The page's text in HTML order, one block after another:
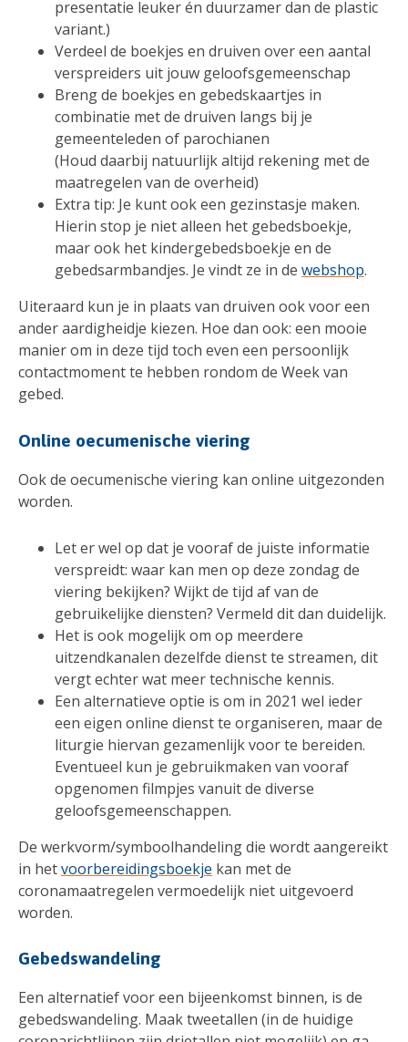
presentatie leuker én duurzamer dan de plastic
variant.)
Verdeel de boekjes en druiven over een aantal
verspreiders uit jouw geloofsgemeenschap
Breng de boekjes en gebedskaartjes in
combinatie met de druiven langs bij je
gemeenteleden of parochianen
(Houd daarbij natuurlijk altijd rekening met de
maatregelen van de overheid)
Extra tip: Je kunt ook een gezinstasje maken.
Hierin stop je niet alleen het gebedsboekje,
maar ook het kindergebedsboekje en de
gebedsarmbandjes. Je vindt ze in de webshop.
Uiteraard kun je in plaats van druiven ook voor een
ander aardigheidje kiezen. Hoe dan ook: een mooie
manier om in deze tijd toch even een persoonlijk
contactmoment te hebben rondom de Week van
gebed.
Online oecumenische viering
Ook de oecumenische viering kan online uitgezonden
worden.
Let er wel op dat je vooraf de juiste informatie
verspreidt: waar kan men op deze zondag de
viering bekijken? Wijkt de tijd af van de
gebruikelijke diensten? Vermeld dit dan duidelijk.
Het is ook mogelijk om op meerdere
uitzendkanalen dezelfde dienst te streamen, dit
vergt echter wat meer technische kennis.
Een alternatieve optie is om in 2021 wel ieder
een eigen online dienst te organiseren, maar de
liturgie hiervan gezamenlijk voor te bereiden.
Eventueel kun je gebruikmaken van vooraf
opgenomen filmpjes vanuit de diverse
geloofsgemeenschappen.
De werkvorm/symboolhandeling die wordt aangereikt
in hetvoorbereidingsboekje kan met de
coronamaatregelen vermoedelijk niet uitgevoerd
worden.
Gebedswandeling
Een alternatief voor een bijeenkomst binnen, is de
gebedswandeling. Maak tweetallen (in de huidige